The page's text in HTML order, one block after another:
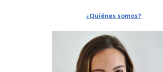
¿Quiénes somos?